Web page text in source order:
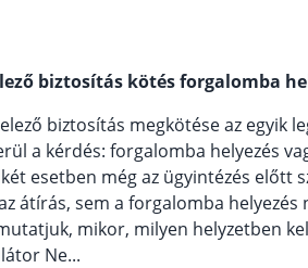
biztosítás kötés forgalomba
biztosítás megkötése az egyik
a kérdés: forgalomba helyezés
esetben még az ügyintézés előtt
átírás, sem a forgalomba
mikor, milyen helyzetben
Ne...